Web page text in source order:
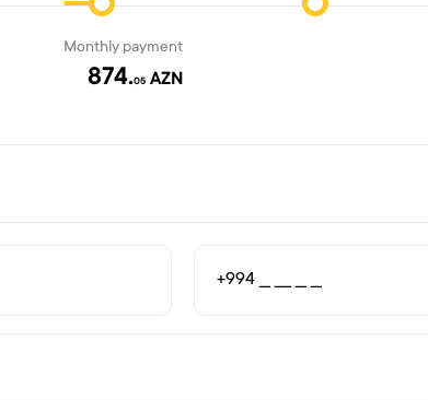
Monthly payment
874.05 AZN